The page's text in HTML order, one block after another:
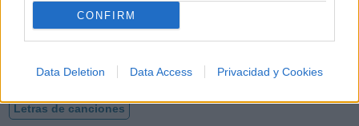
CONFIRM
Data Deletion Data Access Privacidad y Cookies
Anderson Raura
Jessi Uribe
Letras de canciones